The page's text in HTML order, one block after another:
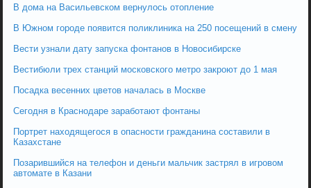
В дома на Васильевском вернулось отопление
В Южном городе появится поликлиника на 250 посещений в смену
Вести узнали дату запуска фонтанов в Новосибирске
Вестибюли трех станций московского метро закроют до 1 мая
Посадка весенних цветов началась в Москве
Сегодня в Краснодаре заработают фонтаны
Портрет находящегося в опасности гражданина составили в
Казахстане
Позарившийся на телефон и деньги мальчик застрял в игровом
автомате в Казани